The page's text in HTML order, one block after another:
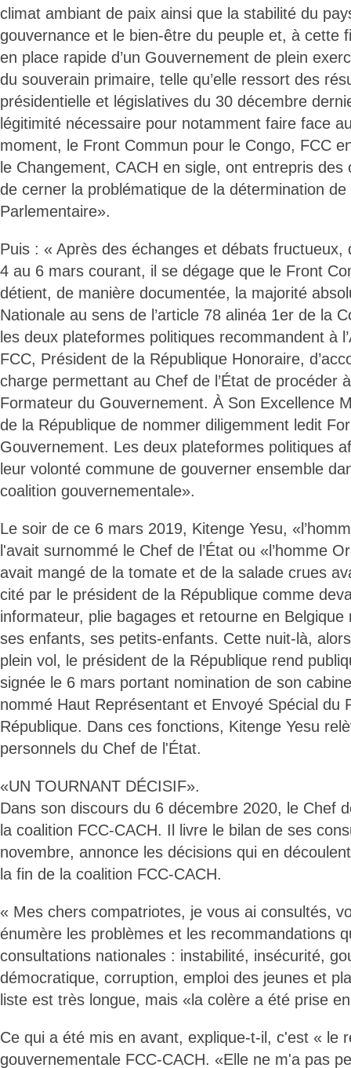
climat ambiant de paix ainsi que la stabilité du
gouvernance et le bien-être du peuple et, à cette
en place rapide d’un Gouvernement de plein
du souverain primaire, telle qu’elle ressort des
présidentielle et législatives du 30 décembre
légitimité nécessaire pour notamment faire face
moment, le Front Commun pour le Congo, FCC
le Changement, CACH en sigle, ont entrepris des
de cerner la problématique de la détermination de
Parlementaire».
Puis : « Après des échanges et débats fructueux,
4 au 6 mars courant, il se dégage que le Front
détient, de manière documentée, la majorité
Nationale au sens de l’article 78 alinéa 1er de la
les deux plateformes politiques recommandent à
FCC, Président de la République Honoraire,
charge permettant au Chef de l’État de procéder
Formateur du Gouvernement. À Son Excellence
de la République de nommer diligemment ledit
Gouvernement. Les deux plateformes politiques
leur volonté commune de gouverner ensemble
coalition gouvernementale».
Le soir de ce 6 mars 2019, Kitenge Yesu,
l'avait surnommé le Chef de l’État ou «l’homme
avait mangé de la tomate et de la salade crues
cité par le président de la République comme
informateur, plie bagages et retourne en Belgique
ses enfants, ses petits-enfants. Cette nuit-là,
plein vol, le président de la République rend
signée le 6 mars portant nomination de son
nommé Haut Représentant et Envoyé Spécial du
République. Dans ces fonctions, Kitenge Yesu
personnels du Chef de l'État.
«UN TOURNANT DÉCISIF».
Dans son discours du 6 décembre 2020, le Chef
la coalition FCC-CACH. Il livre le bilan de ses
novembre, annonce les décisions qui en
la fin de la coalition FCC-CACH.
« Mes chers compatriotes, je vous ai consultés,
énumère les problèmes et les recommandations
consultations nationales : instabilité, insécurité,
démocratique, corruption, emploi des jeunes et
liste est très longue, mais «la colère a été prise
Ce qui a été mis en avant, explique-t-il, c'est « le
gouvernementale FCC-CACH. «Elle ne m'a pas